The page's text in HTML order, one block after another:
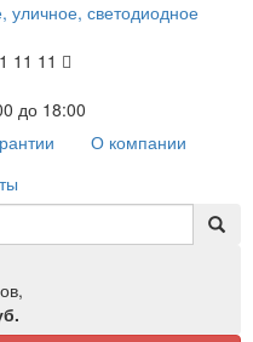
11 11
до 18:00
О компании